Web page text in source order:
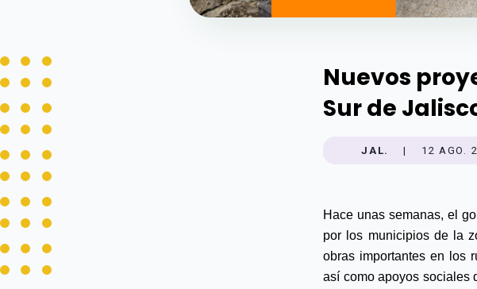
Nuevos
Sur de
JAL. | 12 AGO.
Hace unas semanas, el
por los municipios de la
obras importantes en los
así como apoyos sociales